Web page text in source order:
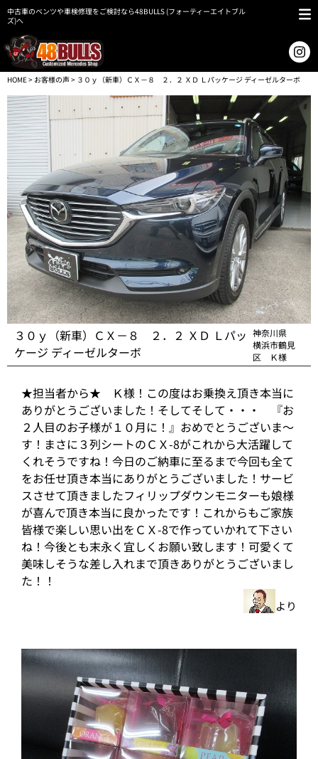
中古車のベンツや車検修理をご検討なら48BULLS (フォーティーエイトブル
ズ)へ
HOME> お客様の声> ３０ｙ（新車）ＣＸ－８ ２．２ ＸＤ Ｌパッケージ ディーゼルターボ
３０ｙ（新車）ＣＸ－８ ２．２ ＸＤ Ｌパッ
ケージ ディーゼルターボ
神奈川県
横浜市鶴見
区 Ｋ様
★担当者から★ Ｋ様！この度はお乗換え頂き本当に
ありがとうございました！そしてそして・・・ 『お
２人目のお子様が１０月に！』おめでとうございま～
す！まさに３列シートのＣＸ-8がこれから大活躍して
くれそうですね！今日のご納車に至るまで今回も全て
をお任せ頂き本当にありがとうございました！サービ
スさせて頂きましたフィリップダウンモニターも娘様
が喜んで頂き本当に良かったです！これからもご家族
皆様で楽しい思い出をＣＸ-8で作っていかれて下さい
ね！今後とも末永く宜しくお願い致します！可愛くて
美味しそうな差し入れまで頂きありがとうございまし
た！！
より